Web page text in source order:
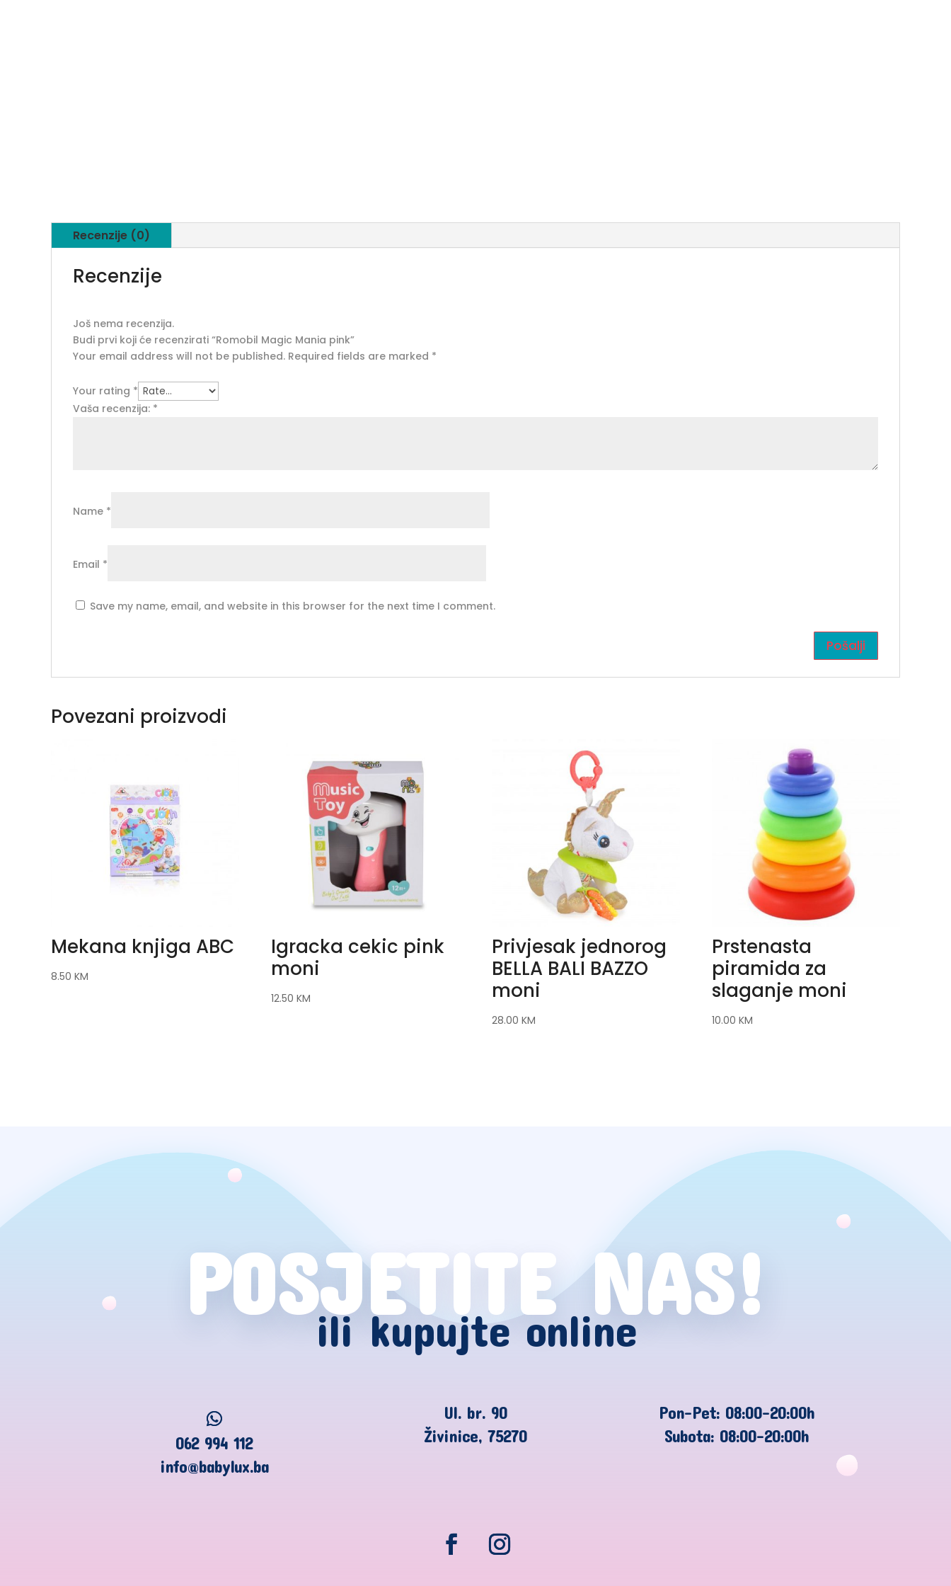
Recenzije (0)
Recenzije
Još nema recenzija.
Budi prvi koji će recenzirati “Romobil Magic Mania pink”
Your email address will not be published. Required fields are marked *
Your rating *
Vaša recenzija: *
Name *
Email *
Save my name, email, and website in this browser for the next time I comment.
Povezani proizvodi
Mekana knjiga ABC
8.50 KM
Igracka cekic pink
moni
12.50KM
Privjesak jednorog
BELLA BALI BAZZO
moni
28.00 KM
Prstenasta
piramida za
slaganje moni
10.00KM
POSJETITE NAS!
ili kupujte online
062 994 112
info@babylux.ba
Ul. br. 90
Živinice, 75270
Pon-Pet: 08:00-20:00h
Subota: 08:00-20:00h